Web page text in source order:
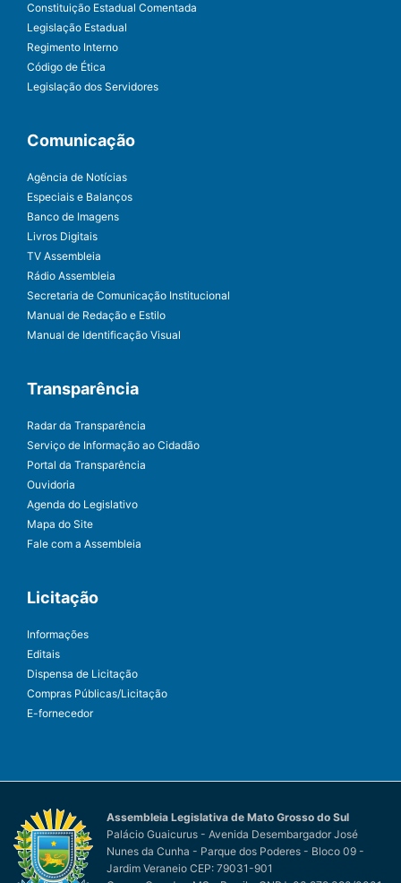
Constituição Estadual Comentada
Legislação Estadual
Regimento Interno
Código de Ética
Legislação dos Servidores
Comunicação
Agência de Notícias
Especiais e Balanços
Banco de Imagens
Livros Digitais
TV Assembleia
Rádio Assembleia
Secretaria de Comunicação Institucional
Manual de Redação e Estilo
Manual de Identificação Visual
Transparência
Radar da Transparência
Serviço de Informação ao Cidadão
Portal da Transparência
Ouvidoria
Agenda do Legislativo
Mapa do Site
Fale com a Assembleia
Licitação
Informações
Editais
Dispensa de Licitação
Compras Públicas/Licitação
E-fornecedor
Assembleia Legislativa de Mato Grosso do Sul
Palácio Guaicurus - Avenida Desembargador José
Nunes da Cunha - Parque dos Poderes - Bloco 09 -
Jardim Veraneio CEP: 79031-901